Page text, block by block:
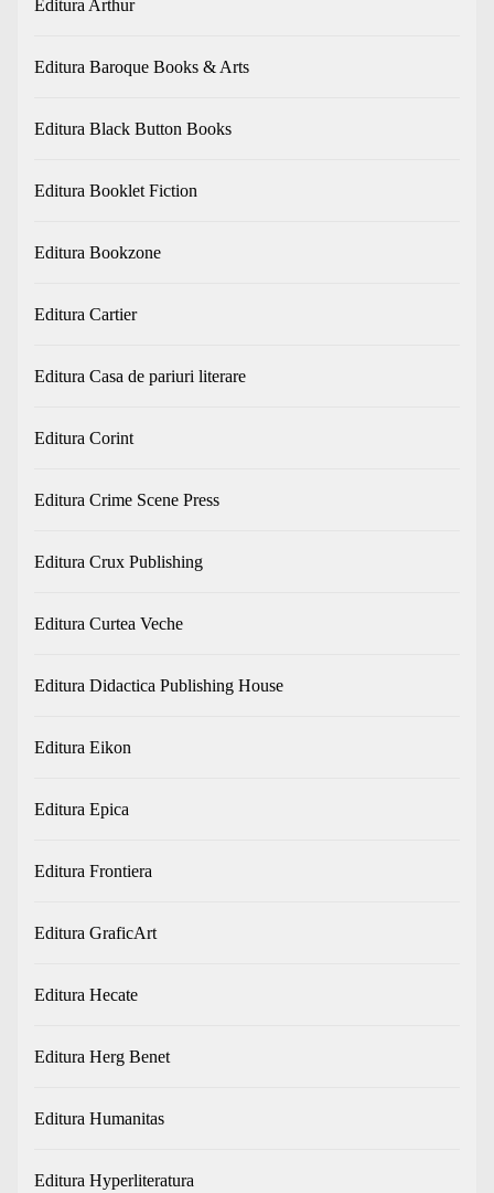
Editura Arthur
Editura Baroque Books & Arts
Editura Black Button Books
Editura Booklet Fiction
Editura Bookzone
Editura Cartier
Editura Casa de pariuri literare
Editura Corint
Editura Crime Scene Press
Editura Crux Publishing
Editura Curtea Veche
Editura Didactica Publishing House
Editura Eikon
Editura Epica
Editura Frontiera
Editura GraficArt
Editura Hecate
Editura Herg Benet
Editura Humanitas
Editura Hyperliteratura